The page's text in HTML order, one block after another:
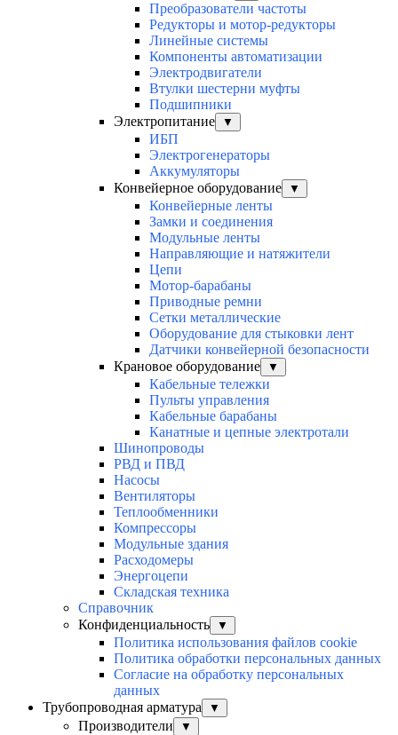
Преобразователи частоты
Редукторы и мотор-редукторы
Линейные системы
Компоненты автоматизации
Электродвигатели
Втулки шестерни муфты
Подшипники
Электропитание
▼
ИБП
Электрогенераторы
Аккумуляторы
Конвейерное оборудование
▼
Конвейерные ленты
Замки и соединения
Модульные ленты
Направляющие и натяжители
Цепи
Мотор-барабаны
Приводные ремни
Сетки металлические
Оборудование для стыковки лент
Датчики конвейерной безопасности
Крановое оборудование
▼
Кабельные тележки
Пульты управления
Кабельные барабаны
Канатные и цепные электротали
Шинопроводы
РВД и ПВД
Насосы
Вентиляторы
Теплообменники
Компрессоры
Модульные здания
Расходомеры
Энергоцепи
Складская техника
Справочник
Конфиденциальность
▼
Политика использования файлов cookie
Политика обработки персональных данных
Согласие на обработку персональных
данных
Трубопроводная арматура
▼
Производители ▼